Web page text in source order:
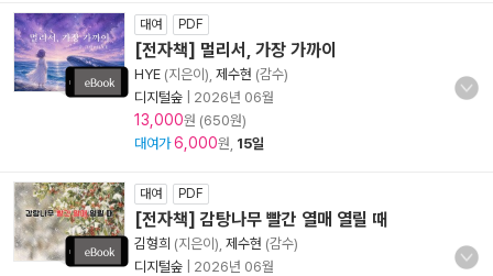
대여 PDF
[전자책] 멀리서, 가장 가까이
HYE (지은이), 제수현 (감수)
디지털숲
2026년 06월
13,000원 (650원)
대여가 6,000원, 15일
대여 PDF
[전자책] 감탕나무 빨간 열매 열릴 때
김형희 (지은이), 제수현 (감수)
디지털숲
2026년 06월